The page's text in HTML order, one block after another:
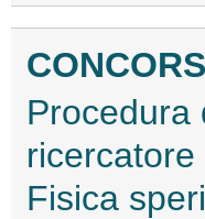
Procedura
Fisica